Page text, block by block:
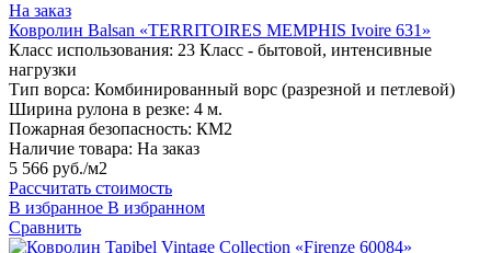
На заказ
Ковролин Balsan «TERRITOIRES MEMPHIS Ivoire 631»
Класс использования: 23 Класс - бытовой, интенсивные
нагрузки
Тип ворса: Комбинированный ворс (разрезной и петлевой)
Ширина рулона в резке: 4 м.
Пожарная безопасность: КМ2
Наличие товара: На заказ
5 566 руб./м2
Рассчитать стоимость
В избранное В избранном
Сравнить